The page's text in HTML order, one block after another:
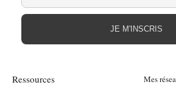
Ressources Mes
JE M'INSCRIS